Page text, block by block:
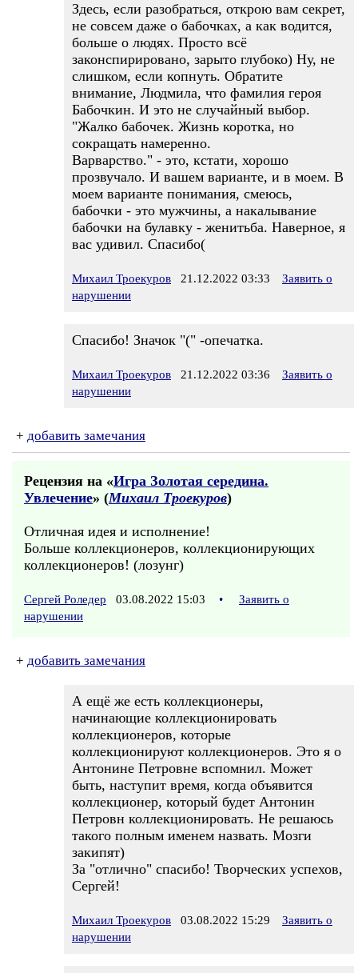
Здесь, если разобраться, открою вам секрет,
не совсем даже о бабочках, а как водится,
больше о людях. Просто всё
законспирировано, зарыто глубоко) Ну, не
слишком, если копнуть. Обратите
внимание, Людмила, что фамилия героя
Бабочкин. И это не случайный выбор.
"Жалко бабочек. Жизнь коротка, но
сокращать намеренно.
Варварство." - это, кстати, хорошо
прозвучало. И вашем варианте, и в моем. В
моем варианте понимания, смеюсь,
бабочки - это мужчины, а накалывание
бабочки на булавку - женитьба. Наверное, я
вас удивил. Спасибо(
Михаил Троекуров 21.12.2022 03:33
Заявить о
нарушении
Спасибо! Значок "(" -опечатка.
Михаил Троекуров 21.12.2022 03:36
Заявить о
нарушении
+ добавить замечания
Рецензия на «Игра Золотая середина.
Увлечение» (Михаил Троекуров)
Отличная идея и исполнение!
Больше коллекционеров, коллекционирующих
коллекционеров! (лозунг)
Сергей Роледер 03.08.2022 15:03 •
Заявить о
нарушении
+ добавить замечания
А ещё же есть коллекционеры,
начинающие коллекционировать
коллекционеров, которые
коллекционируют коллекционеров. Это я о
Антонине Петровне вспомнил. Может
быть, наступит время, когда объявится
коллекционер, который будет Антонин
Петровн коллекционировать. Не решаюсь
такого полным именем назвать. Мозги
закипят)
За "отлично" спасибо! Творческих успехов,
Сергей!
Михаил Троекуров 03.08.2022 15:29
Заявить о
нарушении